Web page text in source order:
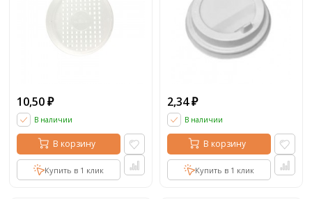
10,50 ₽
В наличии
В корзину
Купить в 1 клик
2,34 ₽
В наличии
В корзину
Купить в 1 клик